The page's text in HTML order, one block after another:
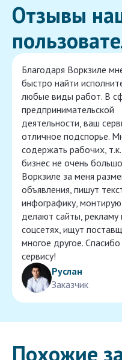
Отзывы
Благодаря Воркзиле
быстро найти
любые виды работ. В
предпринимательской
деятельности, ваш
отличное подспорье.
содержать рабочих,
бизнес не очень
Воркзиле за меня
объявления, пишут
инфографику,
делают сайты, рекламу
соцсетях, ищут
многое другое.
сервису!
Руслан
Заказчик
Похожие